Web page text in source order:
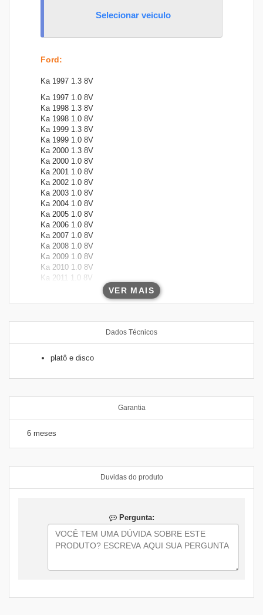
Selecionar veiculo
Ford:
Ka 1997 1.3 8V
Ka 1997 1.0 8V
Ka 1998 1.3 8V
Ka 1998 1.0 8V
Ka 1999 1.3 8V
Ka 1999 1.0 8V
Ka 2000 1.3 8V
Ka 2000 1.0 8V
Ka 2001 1.0 8V
Ka 2002 1.0 8V
Ka 2003 1.0 8V
Ka 2004 1.0 8V
Ka 2005 1.0 8V
Ka 2006 1.0 8V
Ka 2007 1.0 8V
Ka 2008 1.0 8V
Ka 2009 1.0 8V
Ka 2010 1.0 8V
Ka 2011 1.0 8V
VER MAIS
Dados Técnicos
platô e disco
Garantia
6 meses
Duvidas do produto
Pergunta: